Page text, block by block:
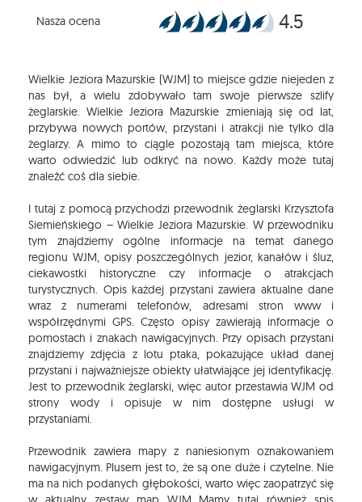
Nasza ocena 4.5
Wielkie Jeziora Mazurskie (WJM) to miejsce gdzie niejeden z
nas był, a wielu zdobywało tam swoje pierwsze szlify
żeglarskie. Wielkie Jeziora Mazurskie zmieniają się od lat,
przybywa nowych portów, przystani i atrakcji nie tylko dla
żeglarzy. A mimo to ciągle pozostają tam miejsca, które
warto odwiedzić lub odkryć na nowo. Każdy może tutaj
znaleźć coś dla siebie.
I tutaj z pomocą przychodzi przewodnik żeglarski Krzysztofa
Siemieńskiego – Wielkie Jeziora Mazurskie. W przewodniku
tym znajdziemy ogólne informacje na temat danego
regionu WJM, opisy poszczególnych jezior, kanałów i śluz,
ciekawostki historyczne czy informacje o atrakcjach
turystycznych. Opis każdej przystani zawiera aktualne dane
wraz z numerami telefonów, adresami stron www i
współrzędnymi GPS. Często opisy zawierają informacje o
pomostach i znakach nawigacyjnych. Przy opisach przystani
znajdziemy zdjęcia z lotu ptaka, pokazujące układ danej
przystani i najważniejsze obiekty ułatwiające jej identyfikację.
Jest to przewodnik żeglarski, więc autor przestawia WJM od
strony wody i opisuje w nim dostępne usługi w
przystaniami.
Przewodnik zawiera mapy z naniesionym oznakowaniem
nawigacyjnym. Plusem jest to, że są one duże i czytelne. Nie
ma na nich podanych głębokości, warto więc zaopatrzyć się